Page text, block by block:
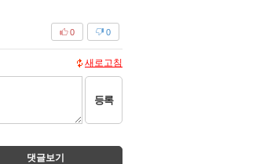
0
0
새로고침
등록
댓글보기